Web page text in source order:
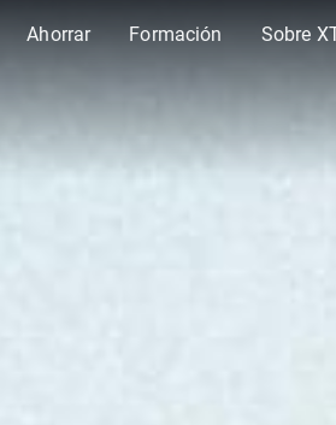
Ahorrar Formación Sobre